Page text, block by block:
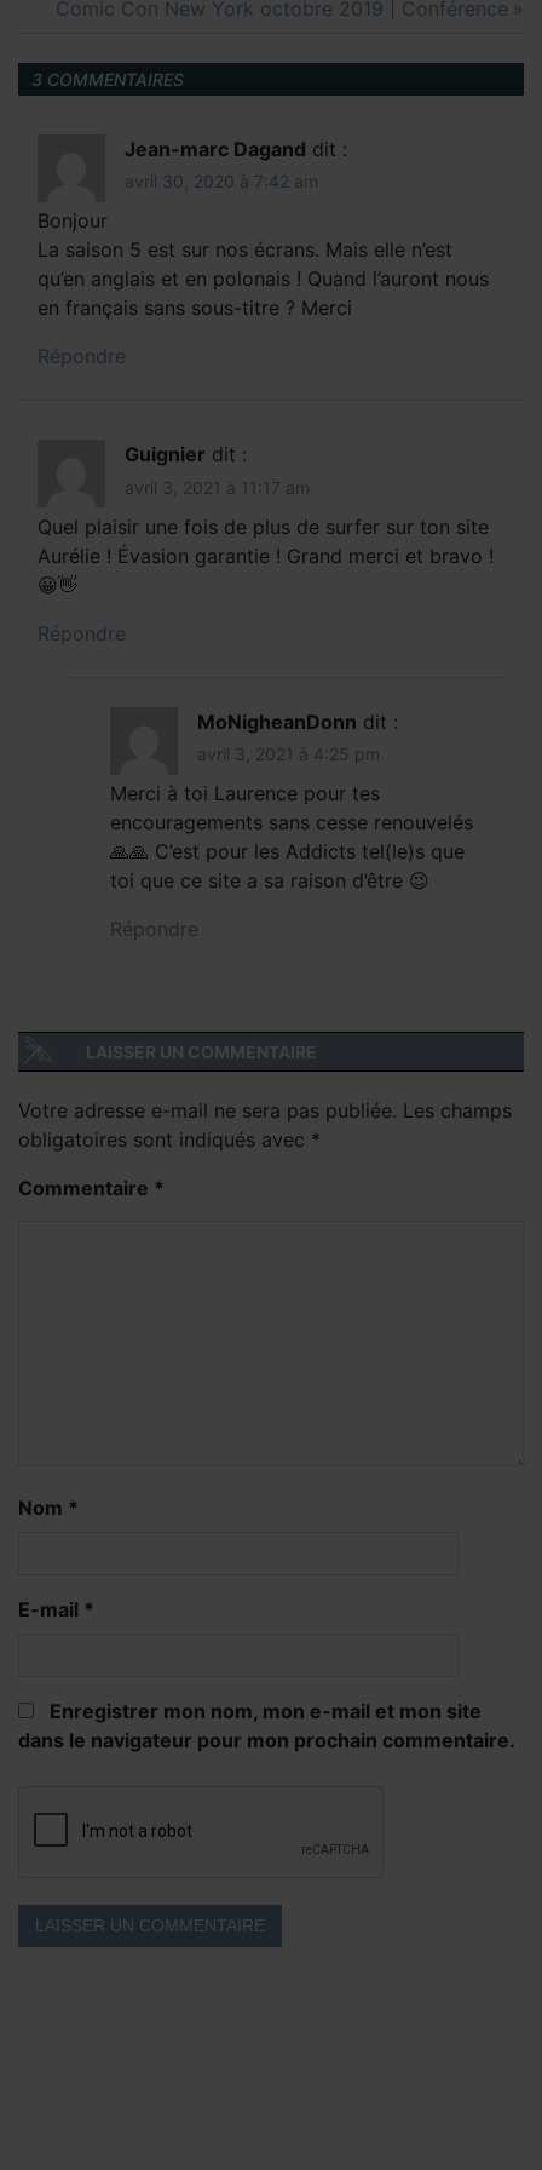
l’article
Post:
Next
Comic Con New York octobre 2019 | Conférence
3 COMMENTAIRES
Jean-marc Dagand dit :
avril 30, 2020 à 7:42 am
Bonjour
La saison 5 est sur nos écrans. Mais elle n’est
qu’en anglais et en polonais ! Quand l’auront nous
en français sans sous-titre ? Merci
Répondre
Guignier dit :
avril 3, 2021 à 11:17 am
Quel plaisir une fois de plus de surfer sur ton site
Aurélie ! Évasion garantie ! Grand merci et bravo !
😀👋
Répondre
MoNigheanDonn dit :
avril 3, 2021 à 4:25 pm
Merci à toi Laurence pour tes
encouragements sans cesse renouvelés
🙏🙏 C’est pour les Addicts tel(le)s que
toi que ce site a sa raison d’être 😉
Répondre
LAISSER UN COMMENTAIRE
Votre adresse e-mail ne sera pas publiée. Les champs
obligatoires sont indiqués avec *
Commentaire *
Nom *
E-mail *
Enregistrer mon nom, mon e-mail et mon site
dans le navigateur pour mon prochain commentaire.